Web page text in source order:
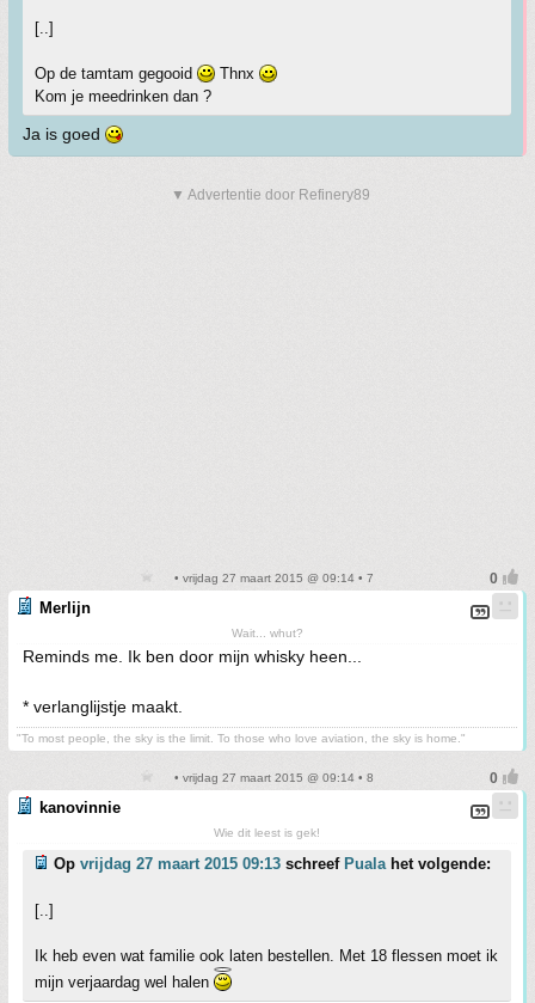
[..]
Op de tamtam gegooid
Thnx
Kom je meedrinken dan ?
Ja is goed
▼ Advertentie door Refinery89
• vrijdag 27 maart 2015 @ 09:14 • 7
Merlijn
Wait... whut?
Reminds me. Ik ben door mijn whisky heen...
* verlanglijstje maakt.
"To most people, the sky is the limit. To those who love aviation, the sky is home."
• vrijdag 27 maart 2015 @ 09:14 • 8
kanovinnie
Wie dit leest is gek!
Op vrijdag 27 maart 2015 09:13 schreef Pualahet volgende:
[..]
Ik heb even wat familie ook laten bestellen. Met 18 flessen moet ik
mijn verjaardag wel halen